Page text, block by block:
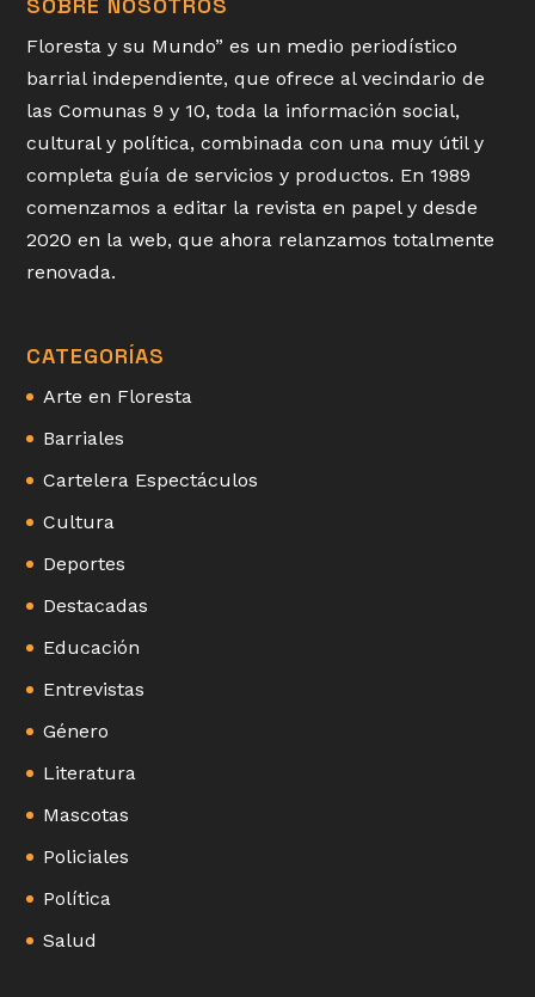
Floresta y su Mundo” es un medio periodístico
barrial independiente, que ofrece al vecindario de
las Comunas 9 y 10, toda la información social,
cultural y política, combinada con una muy útil y
completa guía de servicios y productos. En 1989
comenzamos a editar la revista en papel y desde
2020 en la web, que ahora relanzamos totalmente
renovada.
CATEGORÍAS
Arte en Floresta
Barriales
Cartelera Espectáculos
Cultura
Deportes
Destacadas
Educación
Entrevistas
Género
Literatura
Mascotas
Policiales
Política
Salud